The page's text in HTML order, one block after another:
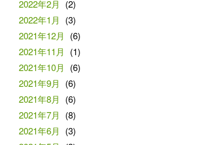
2022年2月
(2)
2022年1月
(3)
2021年12月
(6)
2021年11月
(1)
2021年10月
(6)
2021年9月
(6)
2021年8月
(6)
2021年7月
(8)
2021年6月
(3)